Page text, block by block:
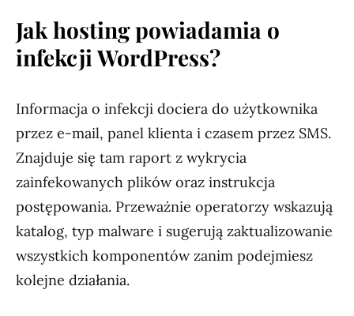
Jak hosting powiadamia o
infekcji WordPress?
Informacja o infekcji dociera do użytkownika
przez e-mail, panel klienta i czasem przez SMS.
Znajduje się tam raport z wykrycia
zainfekowanych plików oraz instrukcja
postępowania. Przeważnie operatorzy wskazują
katalog, typ malware i sugerują zaktualizowanie
wszystkich komponentów zanim podejmiesz
kolejne działania.